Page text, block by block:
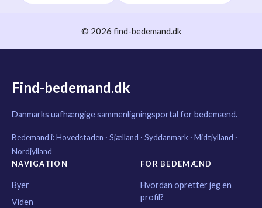
© 2026 find-bedemand.dk
Find-bedemand.dk
Danmarks uafhængige sammenligningsportal for bedemænd.
Bedemand i:Hovedstaden · Sjælland · Syddanmark · Midtjylland ·
Nordjylland
NAVIGATION
Byer
Viden
FOR BEDEMÆND
Hvordan opretter jeg en
profil?